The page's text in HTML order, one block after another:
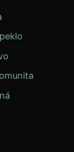
peklo